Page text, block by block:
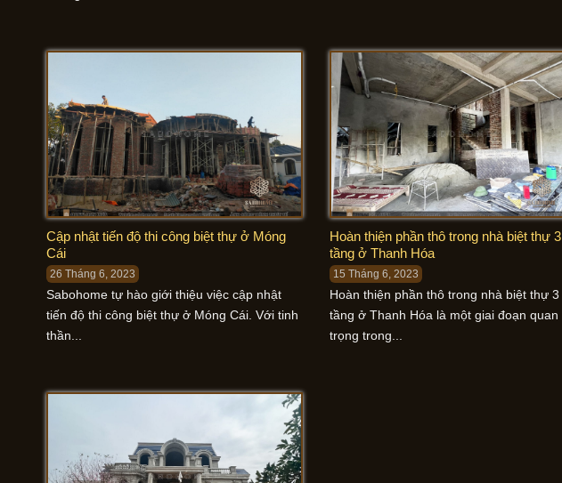
Cập nhật tiến độ thi công biệt thự ở Móng
Cái
26 Tháng 6, 2023
Sabohome tự hào giới thiệu việc cập nhật
tiến độ thi công biệt thự ở Móng Cái. Với tinh
thần...
Hoàn thiện phần thô trong nhà biệt thự 3
tầng ở Thanh Hóa
15 Tháng 6, 2023
Hoàn thiện phần thô trong nhà biệt thự 3
tầng ở Thanh Hóa là một giai đoạn quan
trọng trong...